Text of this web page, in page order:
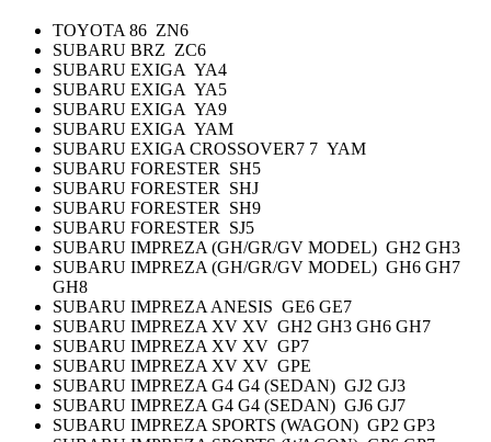
TOYOTA 86 ZN6
SUBARU BRZ ZC6
SUBARU EXIGA YA4
SUBARU EXIGA YA5
SUBARU EXIGA YA9
SUBARU EXIGA YAM
SUBARU EXIGA CROSSOVER7 7 YAM
SUBARU FORESTER SH5
SUBARU FORESTER SHJ
SUBARU FORESTER SH9
SUBARU FORESTER SJ5
SUBARU IMPREZA (GH/GR/GV MODEL) GH2 GH3
SUBARU IMPREZA (GH/GR/GV MODEL) GH6 GH7
GH8
SUBARU IMPREZA ANESIS GE6 GE7
SUBARU IMPREZA XV XV GH2 GH3 GH6 GH7
SUBARU IMPREZA XV XV GP7
SUBARU IMPREZA XV XV GPE
SUBARU IMPREZA G4 G4 (SEDAN) GJ2 GJ3
SUBARU IMPREZA G4 G4 (SEDAN) GJ6 GJ7
SUBARU IMPREZA SPORTS (WAGON) GP2 GP3